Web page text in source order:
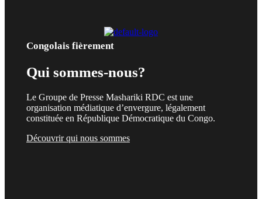
Congolais fièrement
Qui sommes-nous?
Le Groupe de Presse Mashariki RDC est une
organisation médiatique d’envergure, légalement
constituée en République Démocratique du Congo.
Découvrir qui nous sommes